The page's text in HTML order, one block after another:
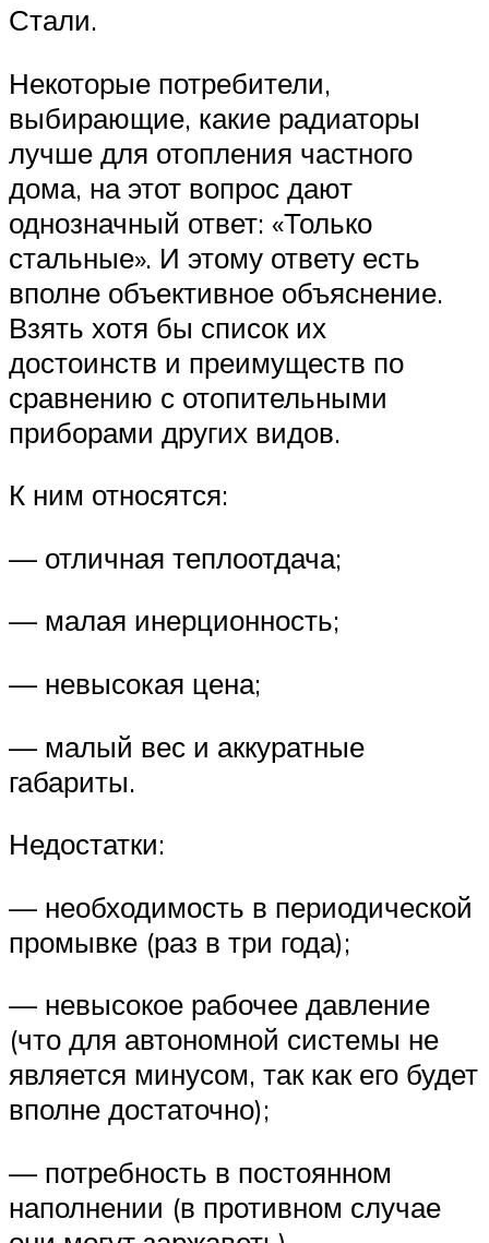
Стали.
Некоторые потребители,
выбирающие, какие радиаторы
лучше для отопления частного
дома, на этот вопрос дают
однозначный ответ: «Только
стальные». И этому ответу есть
вполне объективное объяснение.
Взять хотя бы список их
достоинств и преимуществ по
сравнению с отопительными
приборами других видов.
К ним относятся:
— отличная теплоотдача;
— малая инерционность;
— невысокая цена;
— малый вес и аккуратные
габариты.
Недостатки:
— необходимость в периодической
промывке (раз в три года);
— невысокое рабочее давление
(что для автономной системы не
является минусом, так как его будет
вполне достаточно);
— потребность в постоянном
наполнении (в противном случае